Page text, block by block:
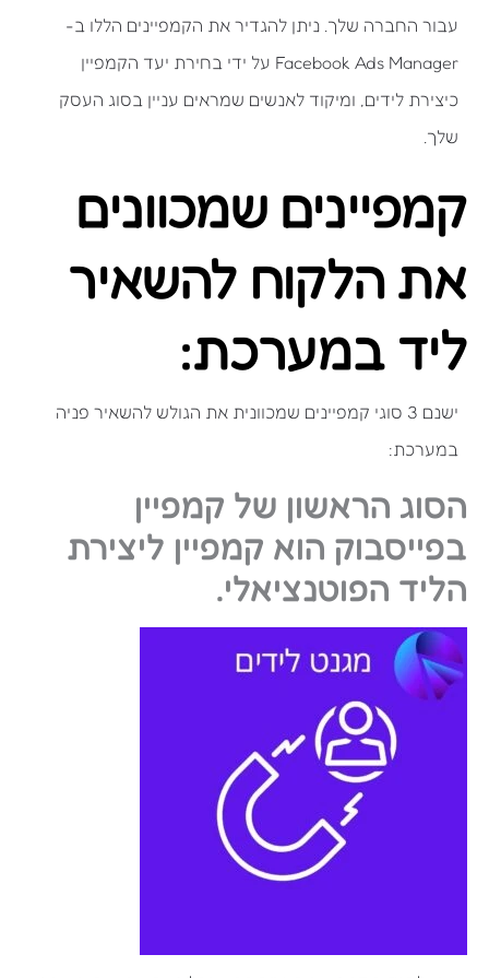
עבור החברה שלך. ניתן להגדיר את הקמפיינים הללו ב-
Facebook Ads Manager על ידי בחירת יעד הקמפיין
כיצירת לידים, ומיקוד לאנשים שמראים עניין בסוג העסק
שלך.
קמפיינים שמכוונים
את הלקוח להשאיר
ליד במערכת:
ישנם 3 סוגי קמפיינים שמכוונית את הגולש להשאיר פניה
במערכת:
הסוג הראשון של קמפיין
בפייסבוק הוא קמפיין ליצירת
הליד הפוטנציאלי.